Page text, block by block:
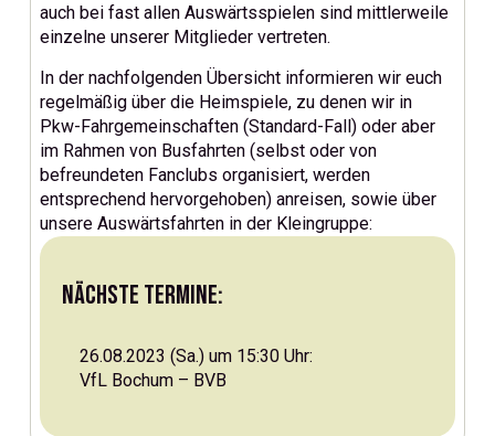
auch bei fast allen Auswärtsspielen sind mittlerweile
einzelne unserer Mitglieder vertreten.
In der nachfolgenden Übersicht informieren wir euch
regelmäßig über die Heimspiele, zu denen wir in
Pkw-Fahrgemeinschaften (Standard-Fall) oder aber
im Rahmen von Busfahrten (selbst oder von
befreundeten Fanclubs organisiert, werden
entsprechend hervorgehoben) anreisen, sowie über
unsere Auswärtsfahrten in der Kleingruppe:
Nächste Termine:
26.08.2023 (Sa.) um 15:30 Uhr:
VfL Bochum – BVB